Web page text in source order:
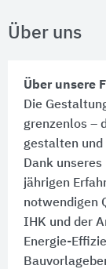
Über uns
Über unsere
Die
grenzenlos –
gestalten und
Dank
jährigen
notwendigen
IHK und der
Energie-